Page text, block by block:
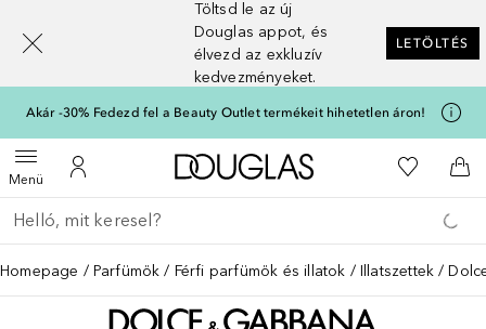
Töltsd le az új
Douglas appot, és
élvezd az exkluzív
kedvezményeket.
LETÖLTÉS
Akár -30% Fedezd fel a Beauty Outlet termékeit hihetetlen áron!
MenüMenü megnyitása
A fiókomhoz
A Douglas Főoldalra
A
Menj vissza
Keresés végrehajtása
Homepage Parfümök Férfi parfümök és illatok Illatszettek
[navigation.slideout.screenreader]